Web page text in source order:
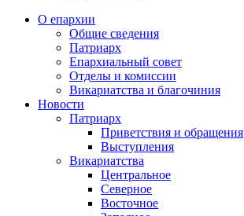
О епархии
Общие сведения
Патриарх
Епархиальный совет
Отделы и комиссии
Викариатства и благочиния
Новости
Патриарх
Приветствия и обращения
Выступления
Викариатства
Центральное
Северное
Восточное